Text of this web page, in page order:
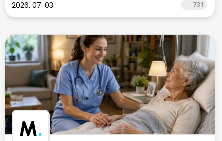
2026. 07. 03. 731
M.